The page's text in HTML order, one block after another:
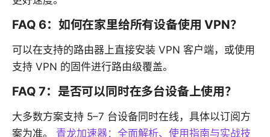
FAQ 6：如何在家里给所有设备使用 VPN？
可以在支持的路由器上直接安装 VPN 客户端，或使用
支持 VPN 的固件进行路由级覆盖。
FAQ 7：是否可以同时在多台设备上使用？
大多数方案支持 5–7 台设备同时在线，具体以订阅方
案为准。 青龙加速器：全面解析、使用指南与实战技